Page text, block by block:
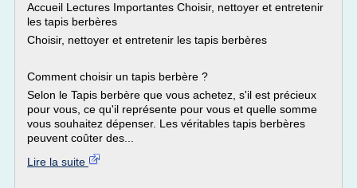
Accueil Lectures Importantes Choisir, nettoyer et entretenir
les tapis berbères
Choisir, nettoyer et entretenir les tapis berbères
Comment choisir un tapis berbère ?
Selon le Tapis berbère que vous achetez, s'il est précieux
pour vous, ce qu'il représente pour vous et quelle somme
vous souhaitez dépenser. Les véritables tapis berbères
peuvent coûter des...
Lire la suite